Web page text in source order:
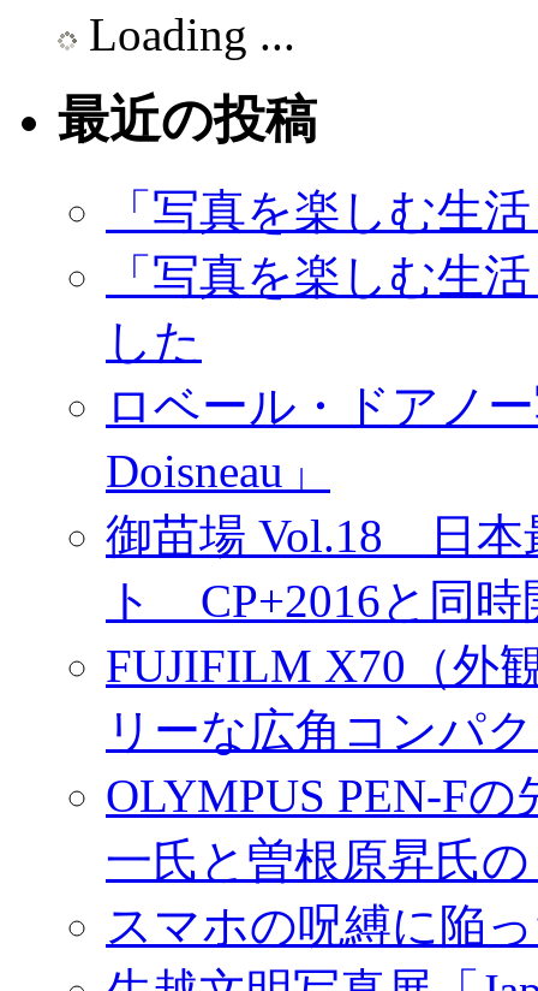
Loading ...
最近の投稿
「写真を楽しむ生
「写真を楽しむ生
した
ロベール・ドアノ
Doisneau」
御苗場 Vol.18 日本
ト CP+2016と同時
FUJIFILM X70（外
リーな広角コンパ
OLYMPUS PEN-F
一氏と曽根原昇氏
スマホの呪縛に陥